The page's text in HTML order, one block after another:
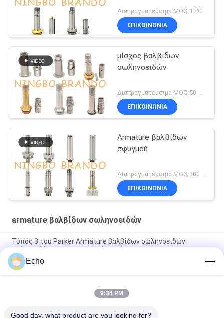
Διαπραγματεύσιμα MOQ:1 PC
ΕΠΙΚΟΙΝΩΝΙΑ
μίσχος βαλβίδων
σωληνοειδών
Διαπραγματεύσιμα MOQ:50 σετ
ΕΠΙΚΟΙΝΩΝΙΑ
Armature βαλβίδων
σφυγμού
ΕΠΙΚΟΙΝΩΝΙΑ
armature βαλβίδων σωληνοειδών
Τύπος 3 του Parker Armature βαλβίδων σωληνοειδών
τρόπων δύτης για τη μηχανή καφέ
Armature 18721 18724 βαλβίδων σωληνοειδών πενών Henny
17120 17121 29515 29547
2 Armature βαλβίδων σωληνοειδών τρόπων σωλήνας 2V025-
Echo
9:34 PM
Good day, what product are you looking for?